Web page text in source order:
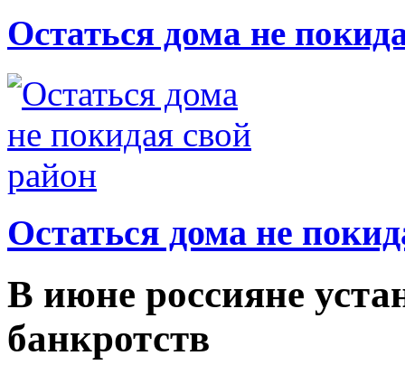
Остаться дома не
Остаться дома не
В июне россияне
банкротств